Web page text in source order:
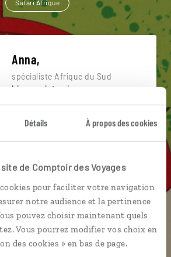
Détails À propos des cookies
de Comptoir des Voyages
pour faciliter votre navigation
notre audience et la pertinence
pouvez choisir maintenant quels
Vous pourrez modifier vos choix en
des cookies » en bas de page.
Safari Afrique
Anna,
spécialiste Afrique du Sud
Lire son interview
et de la réalité du pays.
face à face ou depuis nos studios
agence, mais aussi par email ou
le même interlocuteur avant,
votre voyage.